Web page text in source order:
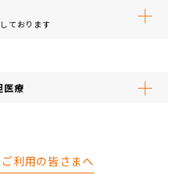
ております
医療
利用の皆さまへ